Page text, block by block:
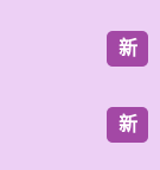
新
新